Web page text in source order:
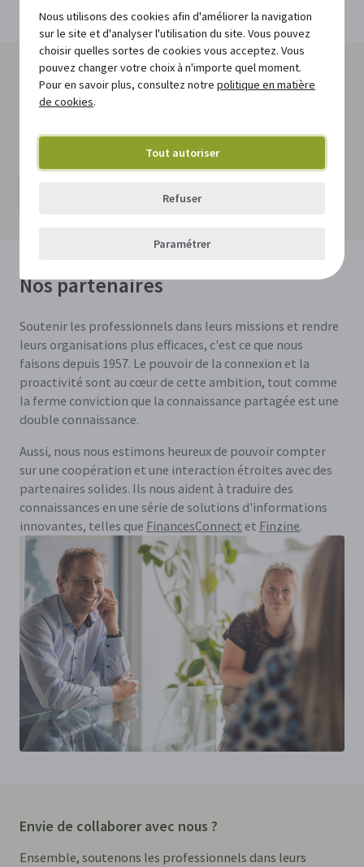
Nous utilisons des cookies afin d'améliorer la navigation
sur le site et d'analyser l'utilisation du site. Vous pouvez
choisir quelles sortes de cookies vous acceptez. Vous
pouvez changer votre choix à n'importe quel moment.
Pour en savoir plus, consultez notre politique en matière
de cookies.
Tout autoriser
Refuser
Paramétrer
Envie de renforcer notre équipe ?
utilisez vos talents pour optimiser notamment le service
Nos partenaires
Soutenir les professionnels dans leurs missions et rendre
leurs organisations plus efficaces, c'est ce que nous
faisons depuis 1957. Le pouvoir de la connexion et la
proactivité sont au cœur de cette ambition, tout comme
la ferme conviction que la connaissance partagée est une
double connaissance.
Aussi, nous nous estimons heureux de pouvoir compter
sur une coopération et une interaction étroites avec des
partenaires solides. Ils nous aident à traduire des
connaissances en une série de solutions d'informations
innovantes, telles que FinancesConnect et Finzine.
Envie de collaborer avec nous ?
Ensemble, soutenons les professionnels dans leurs